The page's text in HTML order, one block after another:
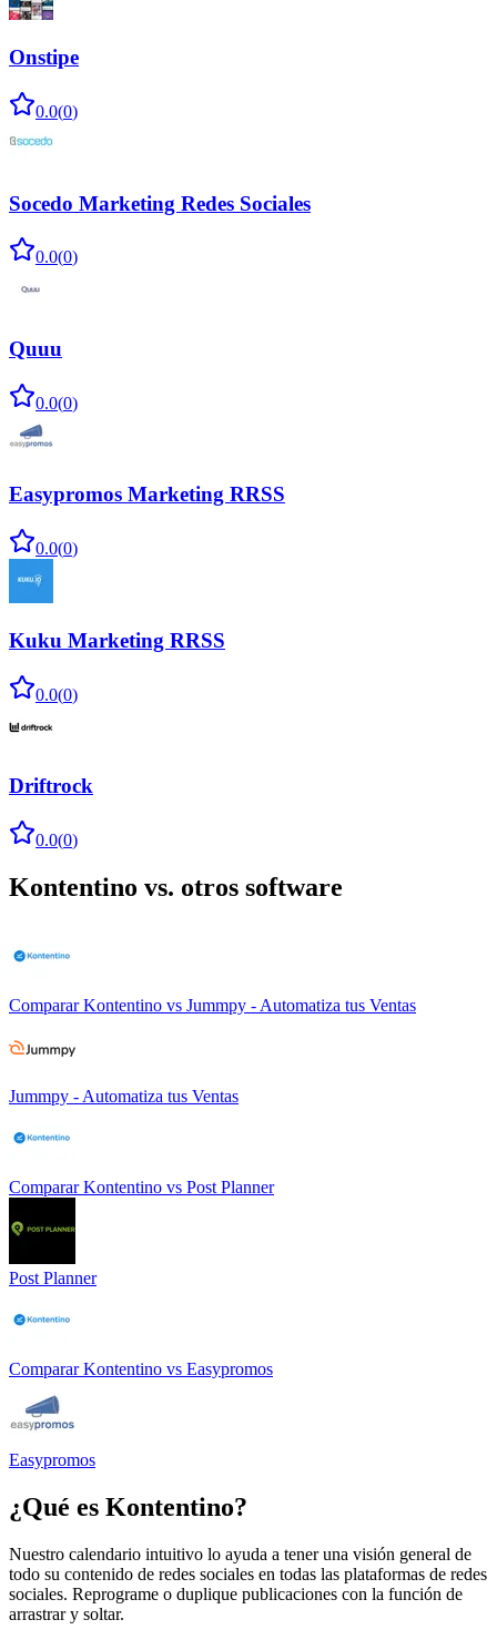
Onstipe
0.0(0)
Socedo Marketing Redes Sociales
0.0(0)
Quuu
0.0(0)
Easypromos Marketing RRSS
0.0(0)
Kuku Marketing RRSS
0.0(0)
Driftrock
0.0(0)
Kontentino vs. otros software
Comparar Kontentino vs Jummpy - Automatiza tus Ventas
Jummpy - Automatiza tus Ventas
Comparar Kontentino vs Post Planner
Post Planner
Comparar Kontentino vs Easypromos
Easypromos
¿Qué es Kontentino?
Nuestro calendario intuitivo lo ayuda a tener una visión general de
todo su contenido de redes sociales en todas las plataformas de redes
sociales. Reprograme o duplique publicaciones con la función de
arrastrar y soltar.